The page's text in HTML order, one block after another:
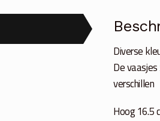
Diverse
De
verschillen
Hoog 16.5